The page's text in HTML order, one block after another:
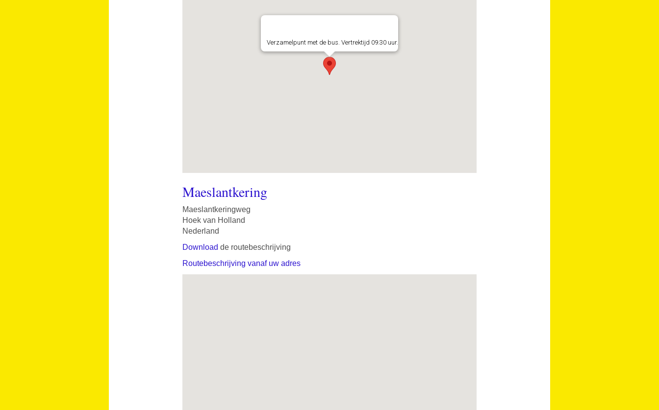
Verzamelpunt met de bus. Vertrektijd 09.30 uur.
Maeslantkering
Maeslantkeringweg
Hoek van Holland
Nederland
Download de routebeschrijving
Routebeschrijving vanaf uw adres